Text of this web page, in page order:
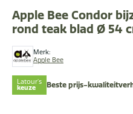
Merk:
Apple Bee
Apple Bee Condor
rond teak blad Ø 54
Latour's
keuze Beste prijs-